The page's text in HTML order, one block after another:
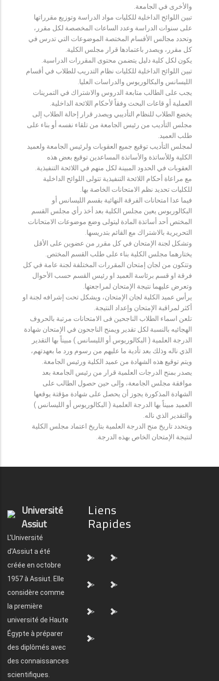
والأخرى في الجامعة.
تبين اللوائح الداخلية للكليات مواد الدراسة وتوزيع مقرراتها
على سنوات الدراسة وعدد الساعات المخصصة لكل مقرر،
وتحدد مجالس الأقسام المختصة الموضوعات التي تدرس في
كل مقرر، ويصدر باعتمادها قرار مجلس الكلية.
يكون لكل كلية دليل يتضمن محتوى المقررات الدراسية.
تبين اللوائح الداخلية للكليات نظام التدريب للطلاب في أقسام
الليسانس والبكالوريوس والدراسات العليا.
يجب على الطالب متابعة الدروس والاشتراك في التمرينات
العملية أو قاعات البحث وفقاً لأحكام اللائحة الداخلية.
يخضع الطلاب للنظام التأديبي ويصدر قرار إحالة الطلاب إلى
مجلس التأديب من رئيس الجامعة من تلقاء نفسه أو بناء على
طلب العميد.
لمجلس التأديب توقيع جميع العقوبات ولرئيس الجامعة ولعميد
الكلية وللأساتذة والأساتذة المساعدين توقيع بعض هذه
العقوبات في الحدود المبينة لكل منهم في اللائحة التنفيذية.
مع مراعاة أحكام اللائحة التنفيذية تتولى اللوائح الداخلية
للكليات تحديد نظم الامتحانات الخاصة بها.
فيما عدا امتحانات الفرقة النهائية بقسم الليسانس أو
البكالوريوس يعين مجلس الكلية بعد أخذ رأي مجلس القسم
المختص أحد أساتذة المادة ليتولى وضع موضوعات الامتحانات
التحريرية بالاشتراك مع القائم بتدريسها.
وتشكل لجنة الإمتحان في كل مقرر من عضوين على الأقل
يختارهما مجلس الكلية بناء على طلب القسم المختص.
وتتكون من لجان إمتحان المقررات المختلفة لجنة عامة في كل
فرقة او قسم برئاسة العميد او رئيس القسم حسب الأحوال
وتعرض عليهما نتيجة الإمتحان لمراجعتها.
يرأس عميد الكلية لجان الإمتحان، ويشكل تحت إشرافه لجنة او
أكثر لمراقبة الإمتحان وإعداد النتيجة.
تلعن اسماء الطلاب الناجحين فى الامتحانات مرتبة بالحروف
الهجائيه بالنسبة لكل تقدير ويمنح الناجحون في الإمتحان شهادة
الدرجة العلمية ( البكالوريوس أو الليسانس ) مبيناً بها التقدير
الذي ناله وذلك بعد تأدية ما عليهم من رسوم ورد ما بعهدتهم،
ويتم توقيع هذه الشهادة من عميد الكلية ورئيس الجامعة.
يصدر بمنح الدرجات العلمية قرار من رئيس الجامعة بعد
موافقة مجلس الجامعة، وإلى حين حصول الطالب على
الشهادة المذكورة يجوز أن يحصل على شهادة مؤقتة يوقعها
العميد مبيناً بها الدرجة العلمية ( البكالوريوس أو الليسانس )
والتقدير الذي ناله.
ويتحدد تاريخ منح الدرجة العلمية بتاريخ اعتماد مجلس الكلية
لنتيجة الإمتحان الخاص بهذه الدرجة.
Université
Assiut
L'Université
d'Assiut a été
créée en octobre
1957 à Assiut. Elle
considère comme
la première
université de Haute
Égypte à préparer
des diplômés avec
des connaissances
scientifiques.
Liens
Rapides
"> ">
"> ">
"> ">
">